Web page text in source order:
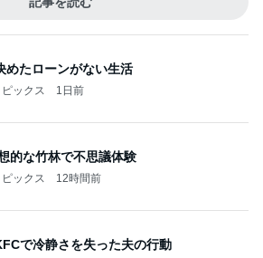
めたローンがない生活
ックス 1日前
的な竹林で不思議体験
ックス 12時間前
で冷静さを失った夫の行動